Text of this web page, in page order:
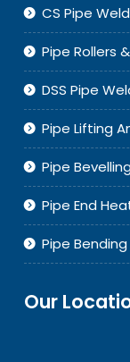
CS Pipe
Pipe Rollers
DSS Pipe
Pipe Lifting
Pipe
Pipe End
Pipe
Our